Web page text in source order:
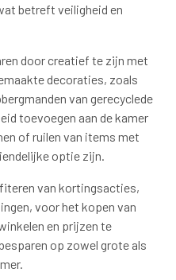
betreft veiligheid en
door creatief te zijn met
decoraties, zoals
van gerecyclede
toevoegen aan de kamer
of ruilen van items met
optie zijn.
van kortingsacties,
voor het kopen van
en prijzen te
op zowel grote als